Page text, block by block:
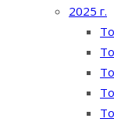
2025 г.